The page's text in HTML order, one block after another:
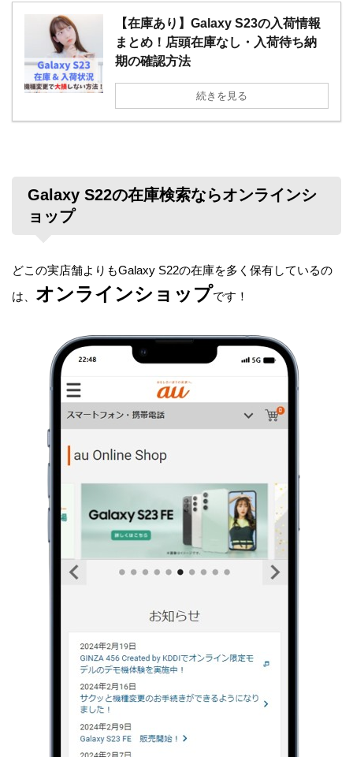
【在庫あり】Galaxy S23の入荷情報
まとめ！店頭在庫なし・入荷待ち納
期の確認方法
続きを見る
Galaxy S22の在庫検索ならオンラインシ
ョップ
どこの実店舗よりもGalaxy S22の在庫を多く保有しているの
は、 オンラインショップです！